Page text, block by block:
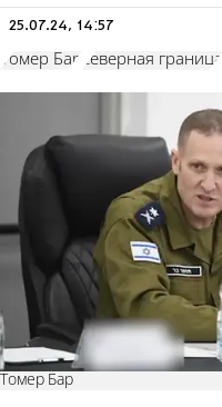
25.07.24, 14:57
Томер Бар северная граница
Томер Бар